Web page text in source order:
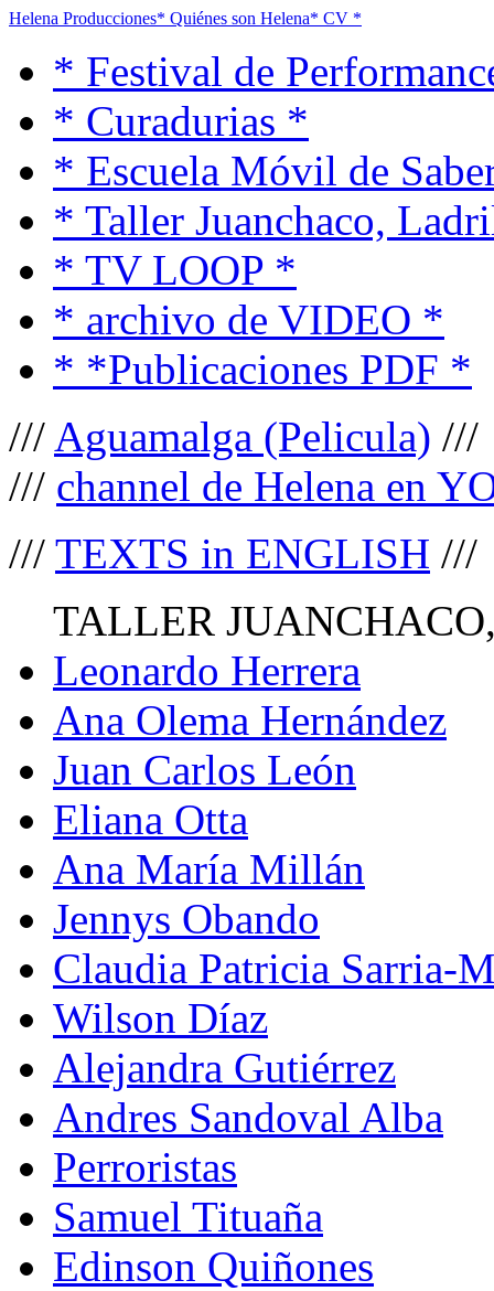
Helena Producciones* Quiénes son Helena* CV *
* Festival de
* Curadurias *
* Escuela Móvil de
* Taller Juanchaco,
* TV LOOP *
* archivo de VIDEO *
* *Publicaciones PDF *
/// Aguamalga (Pelicula) ///
/// channel de Helena en
/// TEXTS in ENGLISH ///
TALLER
Leonardo Herrera
Ana Olema Hernández
Juan Carlos León
Eliana Otta
Ana María Millán
Jennys Obando
Claudia Patricia Sarria-
Wilson Díaz
Alejandra Gutiérrez
Andres Sandoval Alba
Perroristas
Samuel Tituaña
Edinson Quiñones